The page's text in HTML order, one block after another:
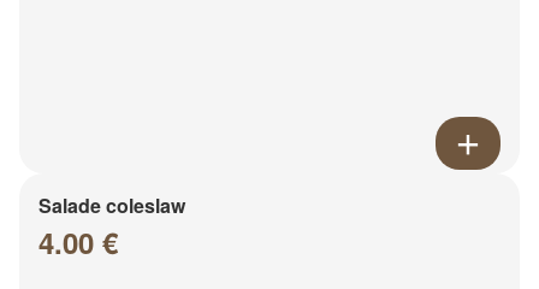
Salade coleslaw
4.00 €